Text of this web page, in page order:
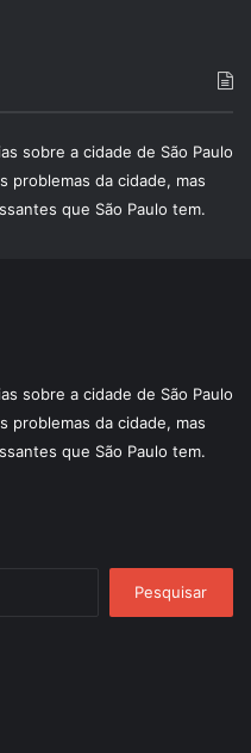
sobre a cidade de São Paulo
problemas da cidade, mas
que São Paulo tem.
sobre a cidade de São Paulo
problemas da cidade, mas
que São Paulo tem.